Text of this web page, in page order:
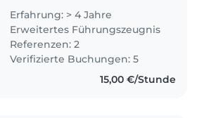
die mit ganzem Herzen dafür
sorgt, dass Kinder nicht nur
sicher sind, sondern auch eine..
Erfahrung: > 4 Jahre
Erweitertes Führungszeugnis
Referenzen: 2
Verifizierte Buchungen: 5
15,00 €/Stunde